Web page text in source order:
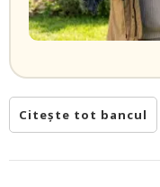
Citește tot bancul